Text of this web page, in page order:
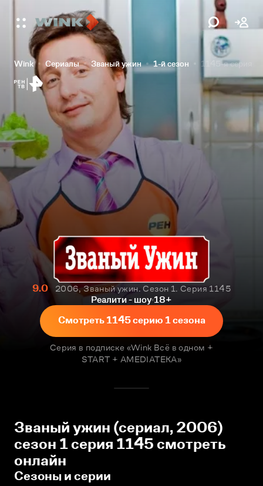
Wink Сериалы Званый ужин 1-й сезон 1145-я серия
9.0
2006, Званый ужин. Сезон 1. Серия 1145
Реалити - шоу 18+
Смотреть 1145 серию 1 сезона
Серия в подписке «Wink Всё в одном +
START + AMEDIATEKA»
Званый ужин (сериал, 2006)
сезон 1 серия 1145 смотреть
онлайн
Сезоны и серии